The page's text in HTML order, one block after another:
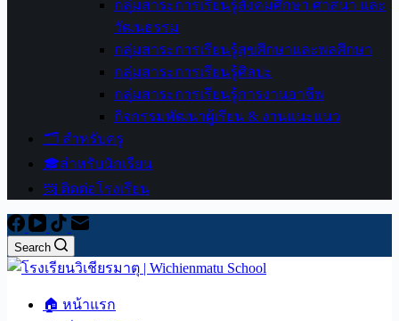
กลุ่มสาระการเรียนรู้สังคมศึกษา ศาสนา และ
วัฒนธรรม
กลุ่มสาระการเรียนรู้สุขศึกษาและพลศึกษา
กลุ่มสาระการเรียนรู้ศิลปะ
กลุ่มสาระการเรียนรู้การงานอาชีพ
กิจกรรมพัฒนาผู้เรียน & งานแนะแนว
🗂️ สำหรับครู
🎓สำหรับนักเรียน
📨 ติดต่อโรงเรียน
Search
🏠 หน้าแรก